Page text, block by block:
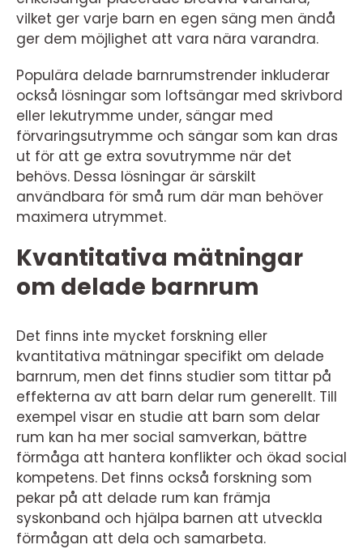
vilket ger varje barn en egen säng men ändå
ger dem möjlighet att vara nära varandra.
Populära delade barnrumstrender inkluderar
också lösningar som loftsängar med skrivbord
eller lekutrymme under, sängar med
förvaringsutrymme och sängar som kan dras
ut för att ge extra sovutrymme när det
behövs. Dessa lösningar är särskilt
användbara för små rum där man behöver
maximera utrymmet.
Kvantitativa mätningar
om delade barnrum
Det finns inte mycket forskning eller
kvantitativa mätningar specifikt om delade
barnrum, men det finns studier som tittar på
effekterna av att barn delar rum generellt. Till
exempel visar en studie att barn som delar
rum kan ha mer social samverkan, bättre
förmåga att hantera konflikter och ökad social
kompetens. Det finns också forskning som
pekar på att delade rum kan främja
syskonband och hjälpa barnen att utveckla
förmågan att dela och samarbeta.